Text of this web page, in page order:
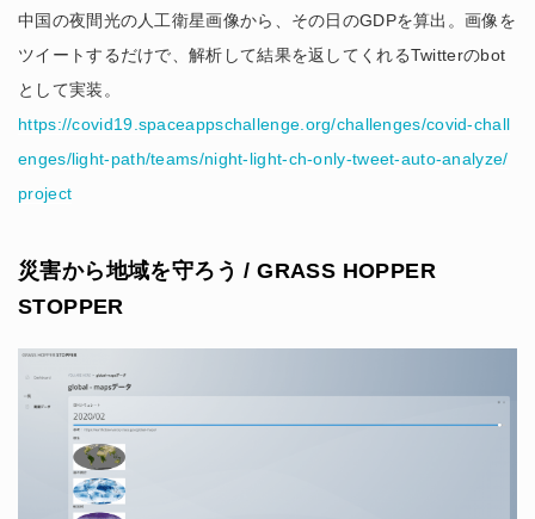
中国の夜間光の人工衛星画像から、その日のGDPを算出。画像を
ツイートするだけで、解析して結果を返してくれるTwitterのbot
として実装。
https://covid19.spaceappschallenge.org/challenges/covid-chall
enges/light-path/teams/night-light-ch-only-tweet-auto-analyze/
project
災害から地域を守ろう / GRASS HOPPER
STOPPER